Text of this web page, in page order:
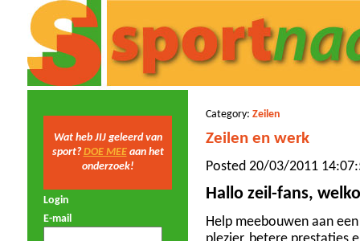
Wat heb JIJ geleerd van
sport?DOE MEEaan het
onderzoek!
Login
E-mail
Category: Zeilen
Zeilen en werk
Posted 20/03/2011
Hallo zeil-fans,
Help meebouwen aan